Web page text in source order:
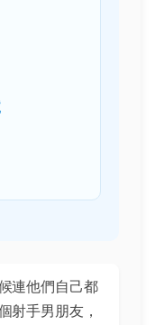
連他們自己都
射手男朋友，